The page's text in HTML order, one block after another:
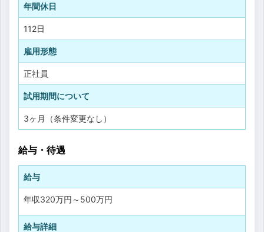
年間休日
112日
雇用形態
正社員
試用期間について
3ヶ月（条件変更なし）
給与・待遇
給与
年収320万円 ～ 500万円
給与詳細